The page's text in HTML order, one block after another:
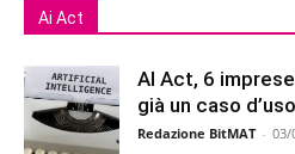
Ai Act
AI Act, 6
già un caso
Redazione BitMAT - 03/